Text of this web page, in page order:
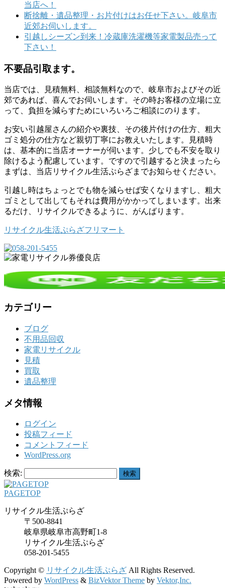
当店へ！
断捨離・遺品整理・お片付けはお任せ下さい。岐阜市
近郊お伺いします。
引越しシーズン到来！冷蔵庫洗濯機等家電製品売って
下さい！
不要品引取ます。
当店では、見積無料、相談無料なので、岐阜市およびその近
郊であれば、喜んでお伺いします。その時お客様の立場に立
って、負担を減らすためにいろいろご相談にのります。
お安い引越屋さんの紹介や裏技、その後片付けの仕方、粗大
ゴミ処分の仕方など親切丁寧にお教えいたします。見積時
は、基本的に当店オーナーが伺います。少しでも不安を取り
除けるよう配慮しています。ですので引越すると決まったら
まずは、当店リサイクル生活ぷらざまでお知らせください。
引越し時はちょっとでも物を減らせば安くなりますし、粗大
ゴミとして出してもそれは費用がかかってしまいます。出来
るだけ、リサイクルできるように、がんばります。
リサイクル生活ぷらざフリマート
カテゴリー
ブログ
不用品回収
家電リサイクル
見積
買取
遺品整理
メタ情報
ログイン
投稿フィード
コメントフィード
WordPress.org
検索:
PAGETOP
リサイクル生活ぷらざ
〒500-8841
岐阜県岐阜市高野町1-8
リサイクル生活ぷらざ
058-201-5455
Copyright © リサイクル生活ぷらざ All Rights Reserved.
Powered by WordPress & BizVektor Theme by Vektor,Inc.